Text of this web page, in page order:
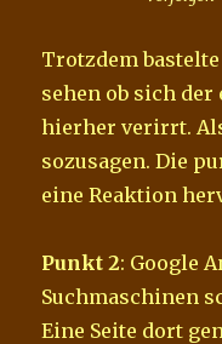
Trotzdem
sehen ob sich der
hierher verirrt.
sozusagen. Die
eine Reaktion
Punkt 2: Google
Suchmaschinen
Eine Seite dort